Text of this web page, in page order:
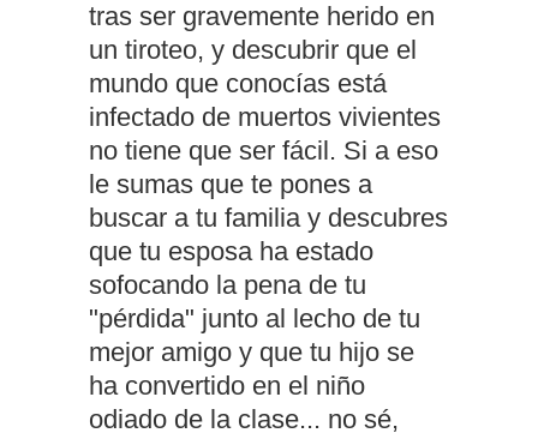
tras ser gravemente herido en
un tiroteo, y descubrir que el
mundo que conocías está
infectado de muertos vivientes
no tiene que ser fácil. Si a eso
le sumas que te pones a
buscar a tu familia y descubres
que tu esposa ha estado
sofocando la pena de tu
"pérdida" junto al lecho de tu
mejor amigo y que tu hijo se
ha convertido en el niño
odiado de la clase... no sé,